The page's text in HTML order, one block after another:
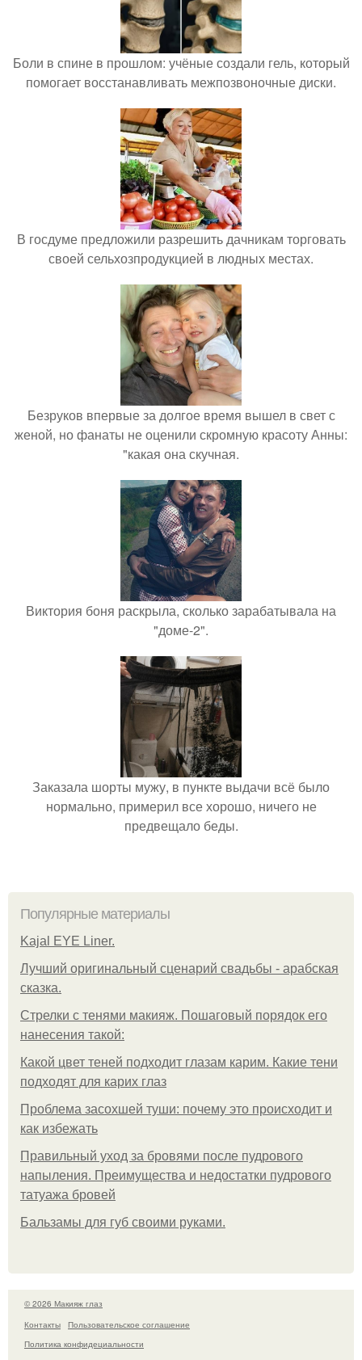
Боли в спине в прошлом: учёные создали гель, который
помогает восстанавливать межпозвоночные диски.
В госдуме предложили разрешить дачникам торговать
своей сельхозпродукцией в людных местах.
Безруков впервые за долгое время вышел в свет с
женой, но фанаты не оценили скромную красоту Анны:
"какая она скучная.
Виктория боня раскрыла, сколько зарабатывала на
"доме-2".
Заказала шорты мужу, в пункте выдачи всё было
нормально, примерил все хорошо, ничего не
предвещало беды.
Популярные материалы
Kajal EYE Liner.
Лучший оригинальный сценарий свадьбы - арабская
сказка.
Стрелки с тенями макияж. Пошаговый порядок его
нанесения такой:
Какой цвет теней подходит глазам карим. Какие тени
подходят для карих глаз
Проблема засохшей туши: почему это происходит и
как избежать
Правильный уход за бровями после пудрового
напыления. Преимущества и недостатки пудрового
татуажа бровей
Бальзамы для губ своими руками.
© 2026 Макияж глаз
Контакты
Пользовательское соглашение
Политика конфидециальности